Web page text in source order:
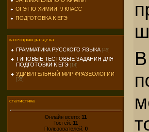
ОГЭ ПО ХИМИИ. 9 КЛАСС
ПОДГОТОВКА К ЕГЭ
категории раздела
ГРАММАТИКА РУССКОГО ЯЗЫКА [45]
ТИПОВЫЕ ТЕСТОВЫЕ ЗАДАНИЯ ДЛЯ
ПОДГОТОВКИ К ЕГЭ [14]
УДИВИТЕЛЬНЫЙ МИР ФРАЗЕОЛОГИИ
[35]
статистика
Онлайн всего: 11
Гостей: 11
Пользователей: 0